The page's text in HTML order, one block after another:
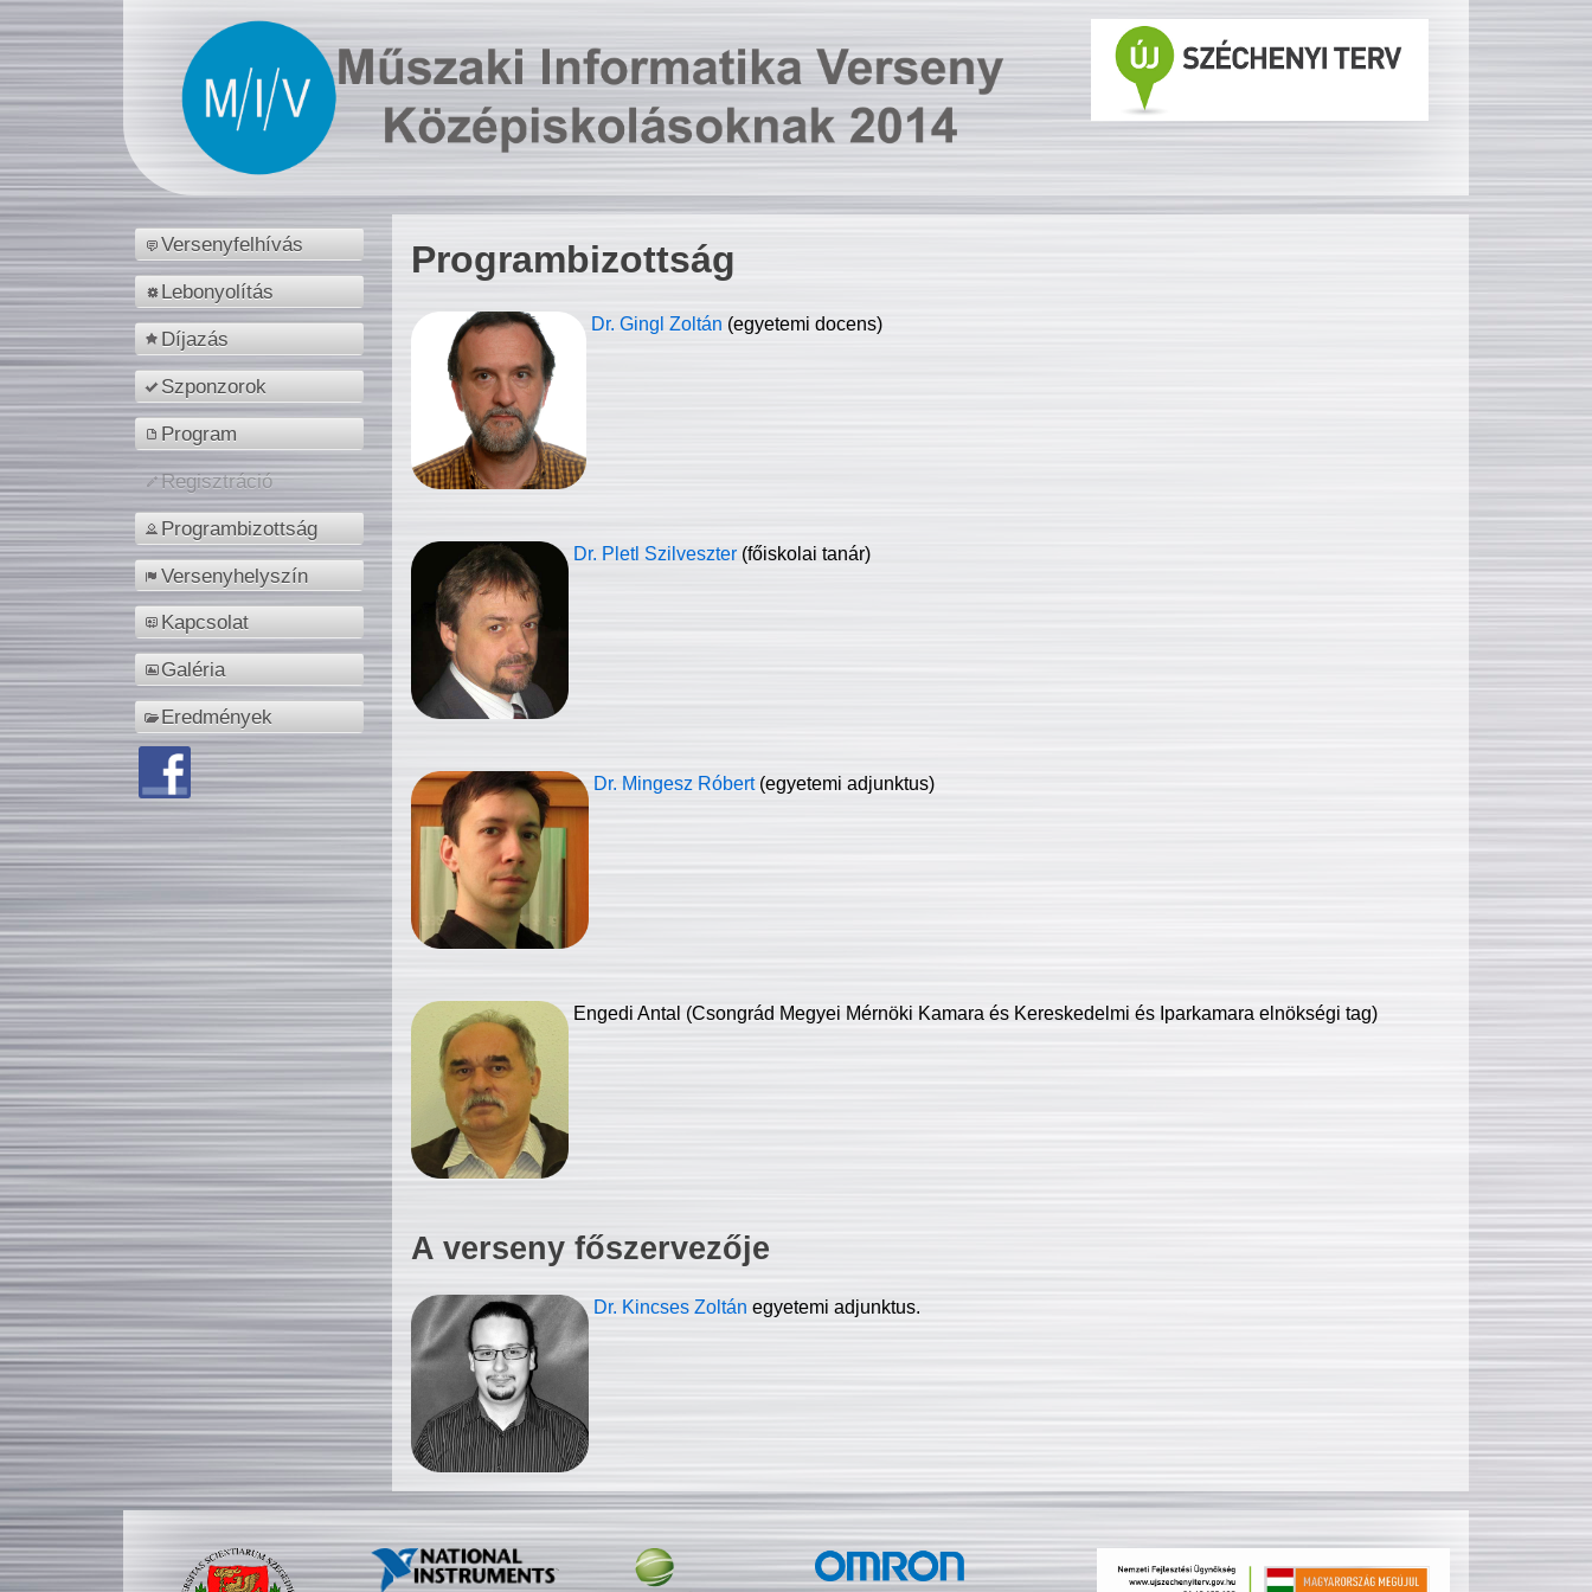
Versenyfelhívás
Lebonyolítás
Díjazás
Szponzorok
Program
Regisztráció
Programbizottság
Versenyhelyszín
Kapcsolat
Galéria
Eredmények
Programbizottság
Dr. Gingl Zoltán (egyetemi docens)
Dr. Pletl Szilveszter (főiskolai tanár)
Dr. Mingesz Róbert (egyetemi adjunktus)
Engedi Antal (Csongrád Megyei Mérnöki Kamara és Kereskedelmi és Iparkamara elnökségi tag)
A verseny főszervezője
Dr. Kincses Zoltán egyetemi adjunktus.